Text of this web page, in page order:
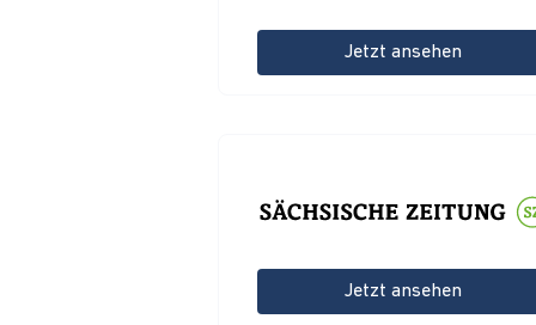
Jetzt ansehen
Jetzt ansehen